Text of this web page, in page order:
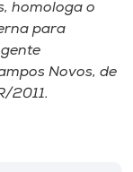
homologa o
para
Novos, de
2011.